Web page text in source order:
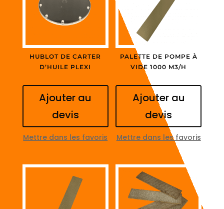
HUBLOT DE CARTER
D’HUILE PLEXI
Ajouter au
devis
Mettre dans les favoris
PALETTE DE POMPE À
VIDE 1000 M3/H
Ajouter au
devis
Mettre dans les favoris